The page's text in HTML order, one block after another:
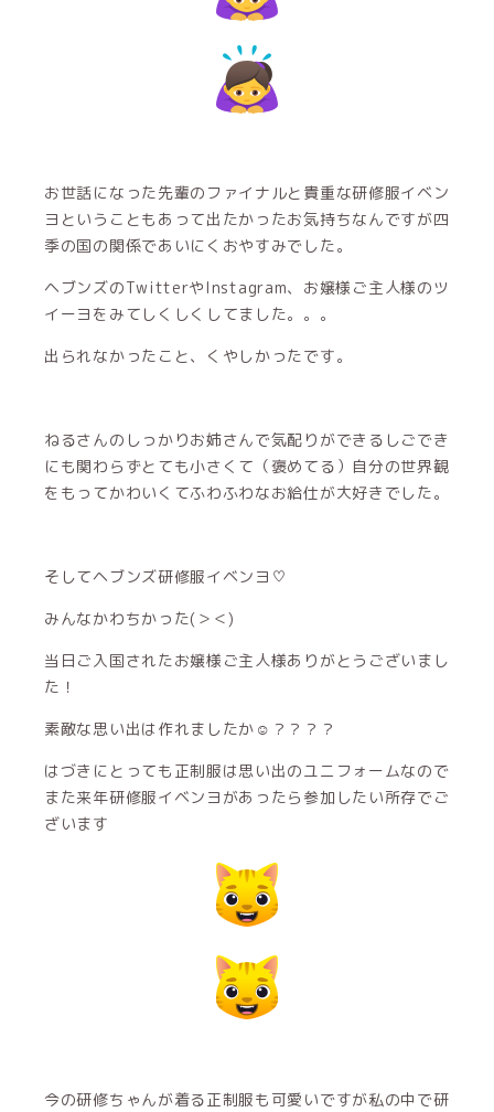
お世話になった先輩のファイナルと貴重な研修服イベン
ヨということもあって出たかったお気持ちなんですが四
季の国の関係であいにくおやすみでした。
ヘブンズのTwitterやInstagram、お嬢様ご主人様のツ
イーヨをみてしくしくしてました。。。
出られなかったこと、くやしかったです。
ねるさんのしっかりお姉さんで気配りができるしごでき
にも関わらずとても小さくて（褒めてる）自分の世界観
をもってかわいくてふわふわなお給仕が大好きでした。
そしてヘブンズ研修服イベンヨ♡
みんなかわちかった(＞＜)
当日ご入国されたお嬢様ご主人様ありがとうございまし
た！
素敵な思い出は作れましたか☺︎？？？？
はづきにとっても正制服は思い出のユニフォームなので
また来年研修服イベンヨがあったら参加したい所存でご
ざいます
今の研修ちゃんが着る正制服も可愛いですが私の中で研